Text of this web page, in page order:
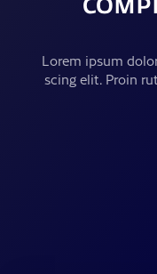
Lorem ipsum
scing elit. Proin